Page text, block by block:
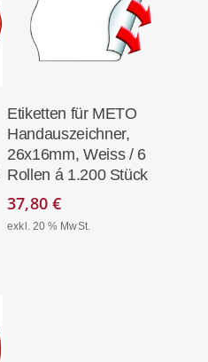
In Den
Warenkorb
Etiketten für METO
Handauszeichner,
26x16mm, Weiss / 6
Rollen á 1.200 Stück
37,80 €
exkl. 20 % MwSt.